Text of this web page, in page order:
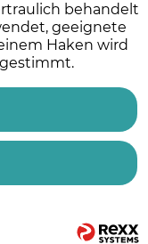
behandelt
geeignete
Haken wird